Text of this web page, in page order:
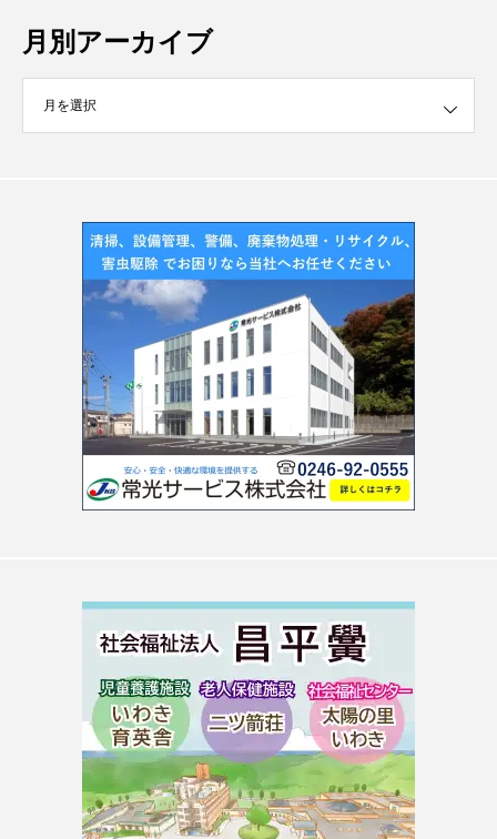
月別アーカイブ